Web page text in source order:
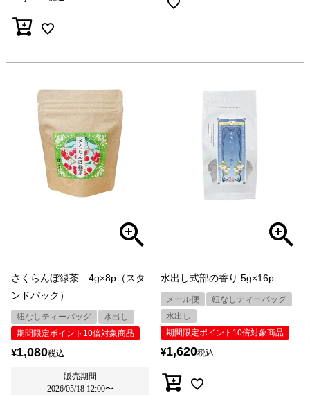
さくらんぼ緑茶 4g×8p（スタ
ンドパック）
紐なしティーバッグ
水出し
期間限定ポイント10倍対象商品
¥1,080税込
販売期間
2026/05/18 12:00〜
水出し式部の香り 5g×16p
メール便
紐なしティーバッグ
水出し
期間限定ポイント10倍対象商品
¥1,620税込